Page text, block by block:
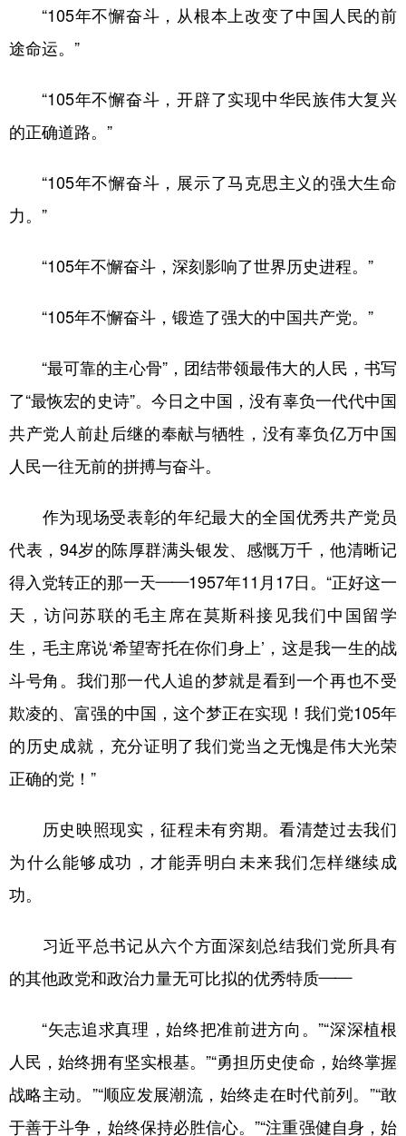
“105年不懈奋斗，从根本上改变了中国人民的前
途命运。”
“105年不懈奋斗，开辟了实现中华民族伟大复兴
的正确道路。”
“105年不懈奋斗，展示了马克思主义的强大生命
力。”
“105年不懈奋斗，深刻影响了世界历史进程。”
“105年不懈奋斗，锻造了强大的中国共产党。”
“最可靠的主心骨”，团结带领最伟大的人民，书写
了“最恢宏的史诗”。今日之中国，没有辜负一代代中国
共产党人前赴后继的奉献与牺牲，没有辜负亿万中国
人民一往无前的拼搏与奋斗。
作为现场受表彰的年纪最大的全国优秀共产党员
代表，94岁的陈厚群满头银发、感慨万千，他清晰记
得入党转正的那一天——1957年11月17日。“正好这一
天，访问苏联的毛主席在莫斯科接见我们中国留学
生，毛主席说‘希望寄托在你们身上’，这是我一生的战
斗号角。我们那一代人追的梦就是看到一个再也不受
欺凌的、富强的中国，这个梦正在实现！我们党105年
的历史成就，充分证明了我们党当之无愧是伟大光荣
正确的党！”
历史映照现实，征程未有穷期。看清楚过去我们
为什么能够成功，才能弄明白未来我们怎样继续成
功。
习近平总书记从六个方面深刻总结我们党所具有
的其他政党和政治力量无可比拟的优秀特质——
“矢志追求真理，始终把准前进方向。”“深深植根
人民，始终拥有坚实根基。”“勇担历史使命，始终掌握
战略主动。”“顺应发展潮流，始终走在时代前列。”“敢
于善于斗争，始终保持必胜信心。”“注重强健自身，始